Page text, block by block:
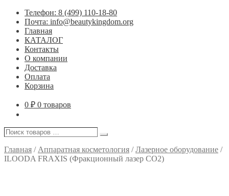
Телефон: 8 (499) 110-18-80
Почта: info@beautykingdom.org
Главная
КАТАЛОГ
Контакты
О компании
Доставка
Оплата
Корзина
0 ₽ 0 товаров
Поиск
…
Поиск
Главная / Аппаратная косметология /Лазерное оборудование /
ILOODA FRAXIS (Фракционный лазер CO2)